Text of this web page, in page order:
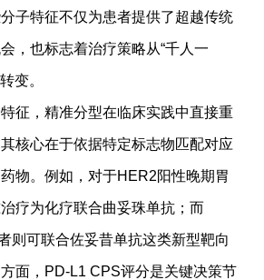
子特征不仅为患者提供了超越传统
，也标志着治疗策略从“千人一
变。
，精准分型在临床实践中直接重
核心在于依据特定标志物匹配对应
物。例如，对于HER2阳性晚期胃
疗为化疗联合曲妥珠单抗；而
则可联合佐妥昔单抗这类新型靶向
面，PD-L1 CPS评分是关键决策节